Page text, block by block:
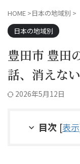
HOME >日本の地域別 >
日本の地域別
豊田市 豊田
話、消えな
2026年5月12日
目次 [表示